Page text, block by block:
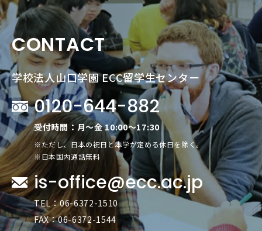
CONTACT
学校法人山口学園 ECC留学生センター
0120-644-882
受付時間：月～金 10:00～17:30
※ただし、日本の祝日と本学が定める休日を除く。
※日本国内通話無料
is-office@ecc.ac.jp
TEL：06-6372-1510
FAX：06-6372-1544